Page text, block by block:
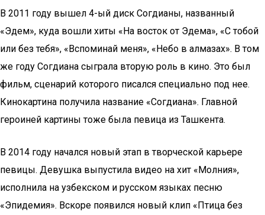
В 2011 году вышел 4-ый диск Согдианы, названный
«Эдем», куда вошли хиты «На восток от Эдема», «С тобой
или без тебя», «Вспоминай меня», «Небо в алмазах». В том
же году Согдиана сыграла вторую роль в кино. Это был
фильм, сценарий которого писался специально под нее.
Кинокартина получила название «Согдиана». Главной
героиней картины тоже была певица из Ташкента.
В 2014 году начался новый этап в творческой карьере
певицы. Девушка выпустила видео на хит «Молния»,
исполнила на узбекском и русском языках песню
«Эпидемия». Вскоре появился новый клип «Птица без